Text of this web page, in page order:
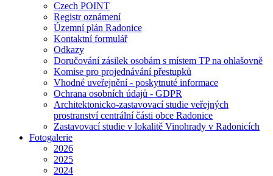
Czech POINT
Registr oznámení
Územní plán Radonice
Kontaktní formulář
Odkazy
Doručování zásilek osobám s místem TP na ohlašovně
Komise pro projednávání přestupků
Vhodné uveřejnění - poskytnuté informace
Ochrana osobních údajů - GDPR
Architektonicko-zastavovací studie veřejných
prostranství centrální části obce Radonice
Zastavovací studie v lokalitě Vinohrady v Radonicích
Fotogalerie
2026
2025
2024